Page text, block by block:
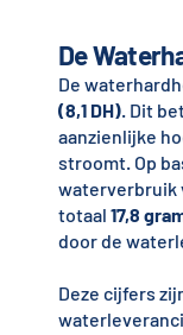
De
De
(8,1 DH). Dit
aanzienlijke
stroomt. Op
waterverbruik
totaal 17,8
door de
Deze cijfers